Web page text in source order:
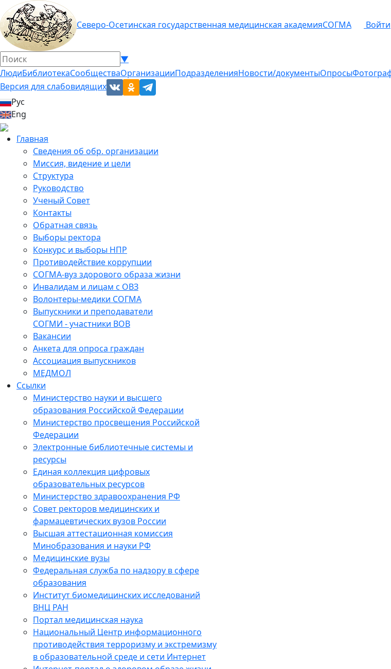
Северо-Осетинская государственная медицинская академияСОГМА Войти
▼
ЛюдиБиблиотекаСообществаОрганизацииПодразделенияНовости/документыОпросы
Версия для слабовидящих
Рус
Eng
Главная
Сведения об обр. организации
Миссия, видение и цели
Структура
Руководство
Ученый Совет
Контакты
Обратная связь
Выборы ректора
Конкурс и выборы НПР
Противодействие коррупции
СОГМА-вуз здорового образа жизни
Инвалидам и лицам с ОВЗ
Волонтеры-медики СОГМА
Выпускники и преподаватели
СОГМИ - участники ВОВ
Вакансии
Анкета для опроса граждан
Ассоциация выпускников
МЕДМОЛ
Ссылки
Министерство науки и высшего
образования Российской Федерации
Министерство просвещения Российской
Федерации
Электронные библиотечные системы и
ресурсы
Единая коллекция цифровых
образовательных ресурсов
Министерство здравоохранения РФ
Совет ректоров медицинских и
фармацевтических вузов России
Высшая аттестационная комиссия
Минобразования и науки РФ
Медицинские вузы
Федеральная служба по надзору в сфере
образования
Институт биомедицинских исследований
ВНЦ РАН
Портал медицинская наука
Национальный Центр информационного
противодействия терроризму и экстремизму
в образовательной среде и сети Интернет